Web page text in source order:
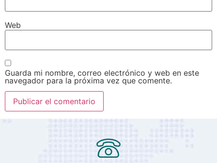
Web
Guarda mi nombre, correo electrónico y web en este
navegador para la próxima vez que comente.